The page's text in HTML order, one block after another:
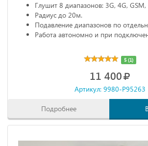
Глушит 8 диапазонов: 3G, 4G, GSM,
Радиус до 20м.
Подавление диапазонов по
Работа автономно и при
5 (1)
11 400
Артикул: 9980-P95263
Подробнее